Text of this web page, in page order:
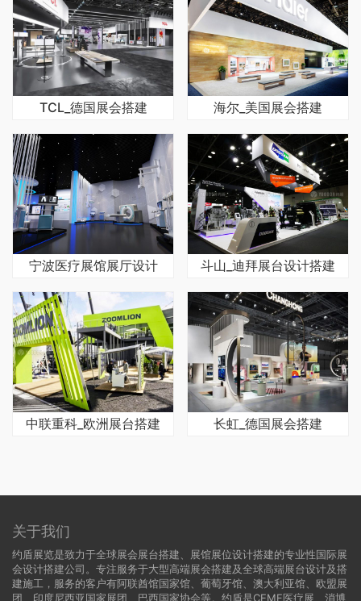
TCL_德国展会搭建 海尔_美国展会搭建
宁波医疗展馆展厅设计 斗山_迪拜展台设计搭建
中联重科_欧洲展台搭建 长虹_德国展会搭建
关于我们
约盾展览是致力于全球展会展台搭建、展馆展位设计搭建的专业性国际展
会设计搭建公司。专注服务于大型高端展会搭建及全球高端展台设计及搭
建施工，服务的客户有阿联酋馆国家馆、葡萄牙馆、澳大利亚馆、欧盟展
团、印度尼西亚国家展团、巴西国家协会等。约盾是CEMF医疗展、消博